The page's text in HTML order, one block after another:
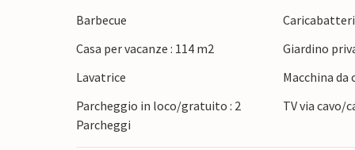
con la casa. Qui si possono vedere lepri,
le vostre biciclette o fate una bella
spiagge sabbiose, potrete esplorare le
Visitate i castelli e programmate altre
Barbecue
Casa per vacanze : 114 m2
Giardino
Lavatrice
Macchina da
Parcheggio in loco/gratuito : 2
Parcheggi
TV via cavo/